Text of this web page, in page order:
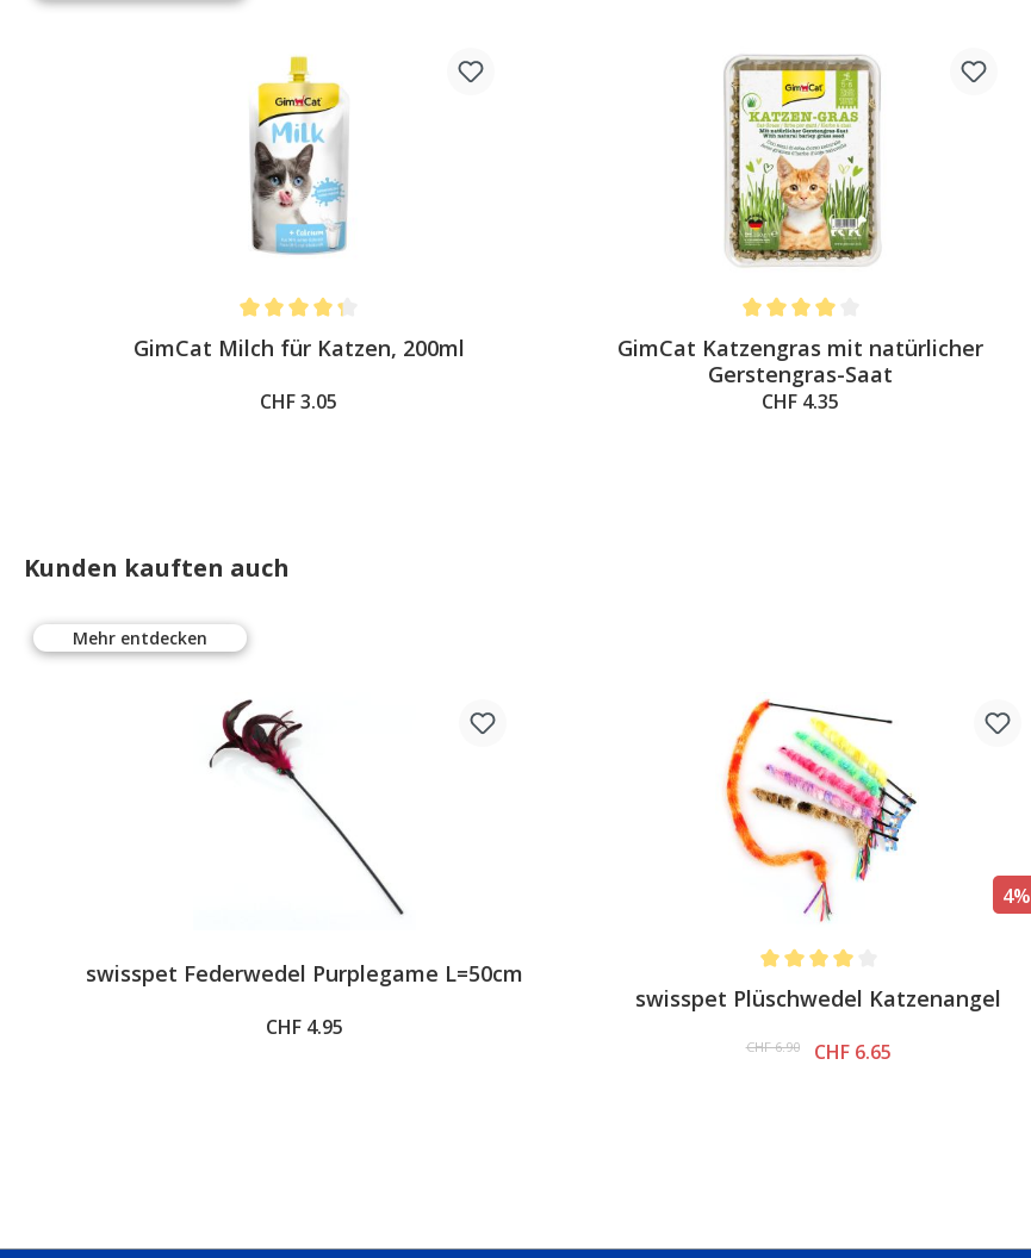
GimCat Milch für Katzen, 200ml
CHF 3.05
GimCat Katzengras mit natürlicher
Gerstengras-Saat
CHF 4.35
Kunden kauften auch
Mehr entdecken
swisspet Federwedel Purplegame L=50cm
CHF 4.95
4%
Average rating of 4 out of 5 stars
swisspet Plüschwedel Katzenangel
CHF 6.90 CHF 6.65